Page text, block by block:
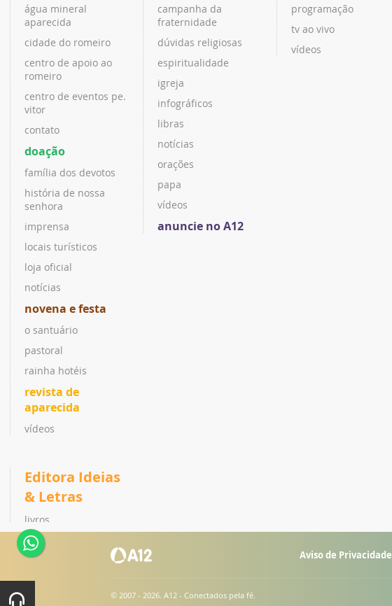
água mineral
aparecida
cidade do romeiro
centro de apoio ao
romeiro
centro de eventos pe.
vitor
contato
doação
família dos devotos
história de nossa
senhora
imprensa
locais turísticos
loja oficial
notícias
novena e festa
o santuário
pastoral
rainha hotéis
revista de
aparecida
vídeos
campanha da
fraternidade
dúvidas religiosas
espiritualidade
igreja
infográficos
libras
notícias
orações
papa
vídeos
anuncie no A12
programação
tv ao vivo
vídeos
Editora Ideias
& Letras
livros
coleções
lançamentos
ebook
Aviso de Privacidade
© 2007 - 2026. A12 - Conectados pela fé.